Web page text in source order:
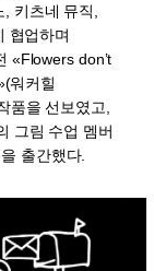
키츠네 뮤직,
협업하며
«Flowers don’t
워커힐
품을 선보였고,
그림 수업 멤버
출간했다.